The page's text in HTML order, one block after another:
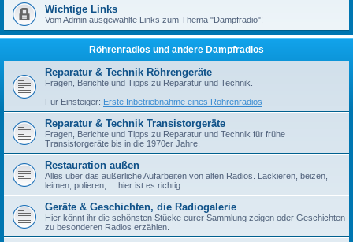
Wichtige Links
Vom Admin ausgewählte Links zum Thema "Dampfradio"!
Röhrenradios und andere Dampfradios
Reparatur & Technik Röhrengeräte
Fragen, Berichte und Tipps zu Reparatur und Technik.
Für Einsteiger: Erste Inbetriebnahme eines Röhrenradios
Reparatur & Technik Transistorgeräte
Fragen, Berichte und Tipps zu Reparatur und Technik für frühe
Transistorgeräte bis in die 1970er Jahre.
Restauration außen
Alles über das äußerliche Aufarbeiten von alten Radios. Lackieren, beizen,
leimen, polieren, ... hier ist es richtig.
Geräte & Geschichten, die Radiogalerie
Hier könnt ihr die schönsten Stücke eurer Sammlung zeigen oder Geschichten
zu besonderen Radios erzählen.